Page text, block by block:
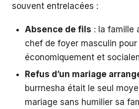
souvent entrelacées :
Absence de fils : la famille
chef de foyer masculin
économiquement et
Refus d’un mariage
burrnesha était le seul
mariage sans humilier sa